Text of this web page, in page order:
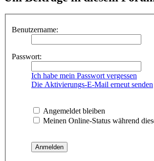
Benutzername:
Passwort:
Ich habe mein Passwort vergessen
Die Aktivierungs-E-Mail erneut senden
Angemeldet bleiben
Meinen Online-Status während